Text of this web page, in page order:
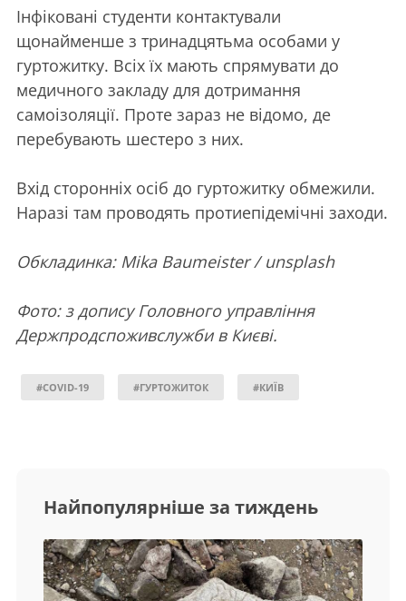
Інфіковані студенти контактували
щонайменше з тринадцятьма особами у
гуртожитку. Всіх їх мають спрямувати до
медичного закладу для дотримання
самоізоляції. Проте зараз не відомо, де
перебувають шестеро з них.
Вхід сторонніх осіб до гуртожитку обмежили.
Наразі там проводять протиепідемічні заходи.
Обкладинка: Mika Baumeister / unsplash
Фото: з допису Головного управління
Держпродспоживслужби в Києві.
#COVID-19 #ГУРТОЖИТОК #КИЇВ
Найпопулярніше за тиждень